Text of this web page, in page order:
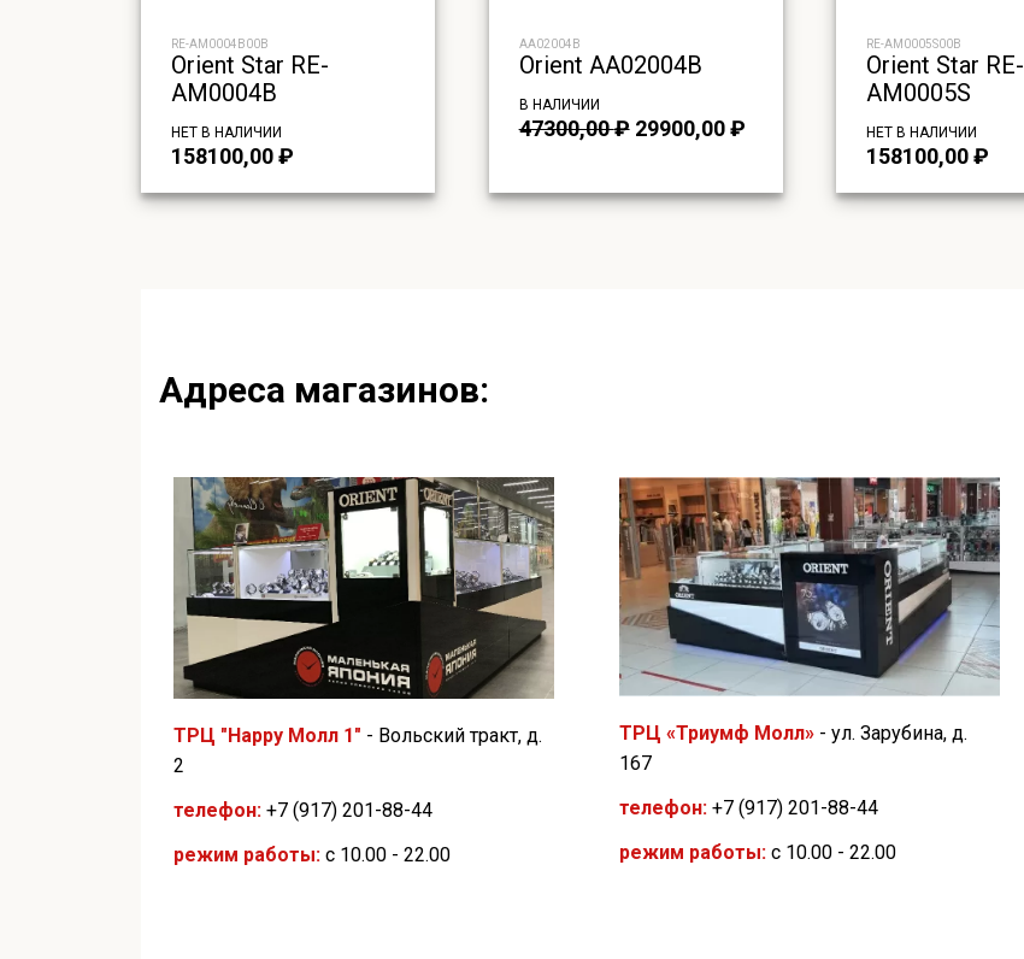
RE-AM0004B00B
Orient Star RE-
AM0004B
НЕТ В НАЛИЧИИ
158100,00₽
AA02004B
Orient AA02004B
В НАЛИЧИИ
47300,00₽ Первоначальная
47300,00 ₽.
29900,00₽Текущая
RE-AM0005S00B
Orient Star RE-
AM0005S
НЕТ В НАЛИЧИИ
158100,00₽
Адреса магазинов:
ТРЦ "Happy Молл 1" - Вольский тракт, д.
2
телефон: +7 (917) 201-88-44
режим работы: с 10.00 - 22.00
ТРЦ «Триумф Молл» - ул. Зарубина, д.
167
телефон: +7 (917) 201-88-44
режим работы: с 10.00 - 22.00